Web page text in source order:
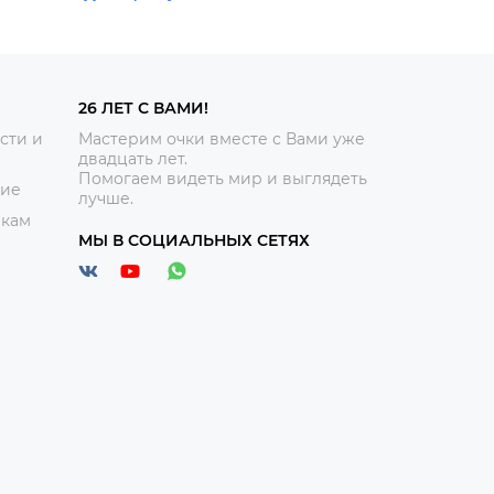
и
26 ЛЕТ С ВАМИ!
Мастерим очки вместе с Вами уже
двадцать лет.
Помогаем видеть мир и выглядеть
лучше.
МЫ В СОЦИАЛЬНЫХ СЕТЯХ